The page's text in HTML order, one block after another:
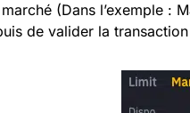
marché (Dans l’exemple :
de valider la transaction